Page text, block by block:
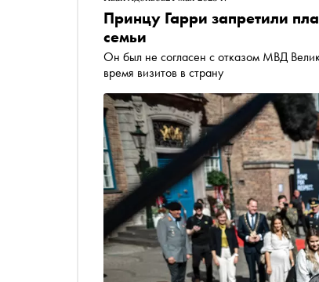
Принцу Гарри запретили
семьи
Он был не согласен с отказом МВД
время визитов в страну